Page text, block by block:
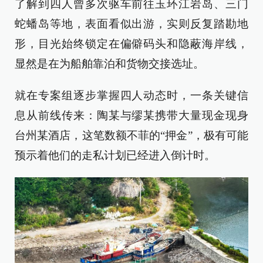
了解到四人曾多次驱车前往玉环江岩岛、三门
蛇蟠岛等地，表面看似出游，实则反复踏勘地
形，目光始终锁定在偏僻码头和隐蔽海岸线，
显然是在为船舶靠泊和货物交接选址。
就在专案组逐步掌握四人动态时，一条关键信
息从前线传来：陶某与缪某携带大量现金现身
台州某酒店，这笔数额不菲的“押金”，极有可能
预示着他们的走私计划已经进入倒计时。